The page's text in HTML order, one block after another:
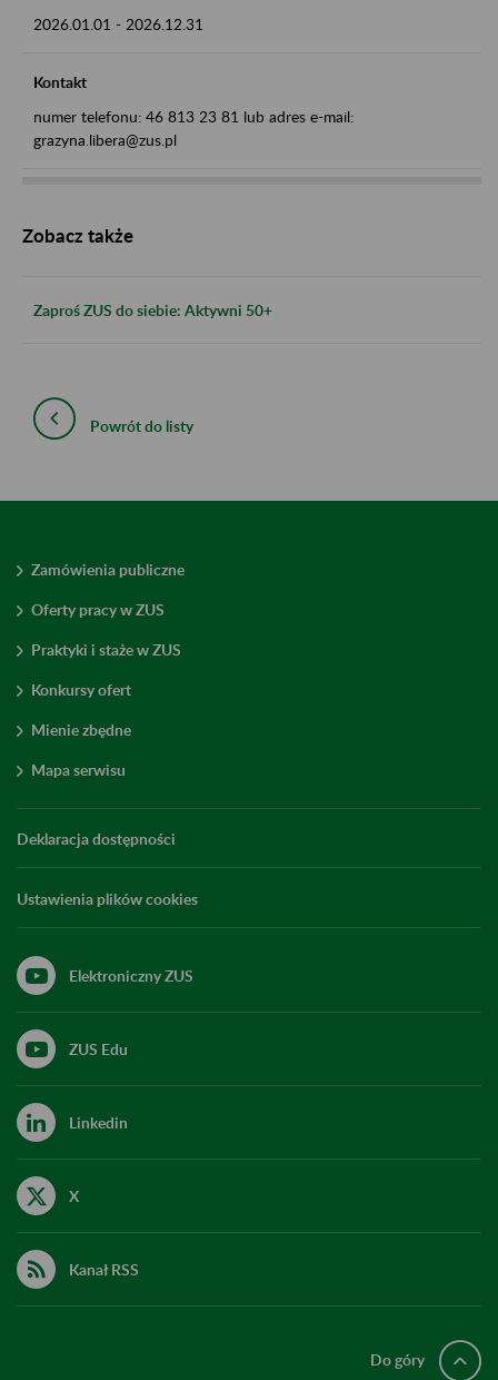
2026.01.01 - 2026.12.31
Kontakt
numer telefonu: 46 813 23 81 lub adres e-mail:
grazyna.libera@zus.pl
Zobacz także
Zaproś ZUS do siebie: Aktywni 50+
Powrót do listy
Zamówienia publiczne
Oferty pracy w ZUS
Praktyki i staże w ZUS
Konkursy ofert
Mienie zbędne
Mapa serwisu
Deklaracja dostępności
Ustawienia plików cookies
Elektroniczny ZUS
ZUS Edu
Linkedin
X
Kanał RSS
Do góry